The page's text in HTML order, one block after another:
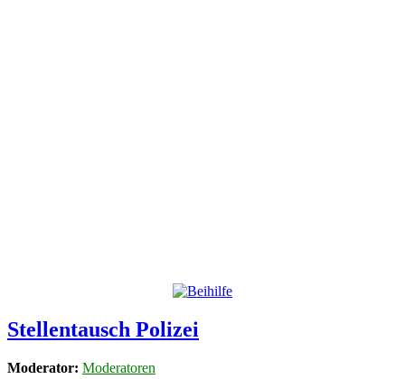
Stellentausch Polizei
Moderator: Moderatoren